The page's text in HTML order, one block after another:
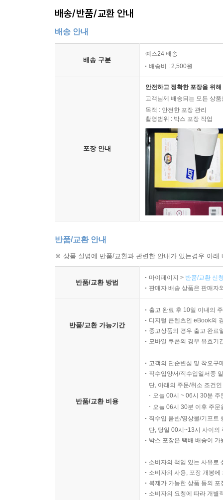
배송/반품/교환 안내
배송 안내
배송 구분
예스24 배송
배송비 : 2,500원
포장 안내
안전하고 정확한 포장을 위
고객님께 배송되는 모든 상
목적 : 안전한 포장 관리
촬영범위 : 박스 포장 작업
반품/교환 안내
※ 상품 설명에 반품/교환과 관련한 안내가 있는경우 아
반품/교환 방법
마이페이지 > 반품/교환 신
판매자 배송 상품은 판매자
반품/교환 가능기간
출고 완료 후 10일 이내의
디지털 콘텐츠인 eBook의
중고상품의 경우 출고 완료
모바일 쿠폰의 경우 유효기
반품/교환 비용
고객의 단순변심 및 착오구
직수입양서/직수입일서중
단, 아래의 주문/취소 조건
오늘 00시 ~ 06시 30분
오늘 06시 30분 이후 주
직수입 음반/영상물/기프트
단, 당일 00시~13시 사이의
박스 포장은 택배 배송이
소비자의 책임 있는 사유로
소비자의 사용, 포장 개봉
복제가 가능한 상품 등의
소비자의 요청에 따라 개별